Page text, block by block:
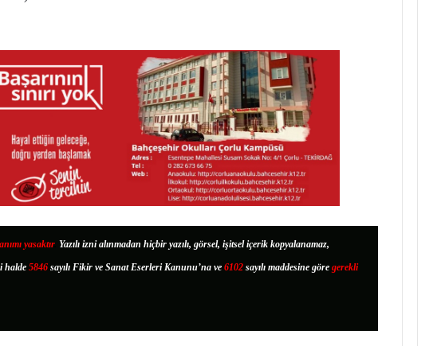
yasaktır. Yazılı izni alınmadan hiçbir yazılı, görsel, işitsel içerik kopyalanamaz,
halde 5846 sayılı Fikir ve Sanat Eserleri Kanunu’na ve 6102 sayılı maddesine göre gerekli